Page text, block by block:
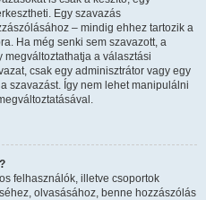
Egy szavazás
– mindig ehhez tartozik a
Ha még senki sem szavazott, a
megváltoztathatja a választási
csak egy adminisztrátor vagy egy
szavazást. Így nem lehet manipulálni
felhasználók, illetve csoportok
olvasásához, benne hozzászólás